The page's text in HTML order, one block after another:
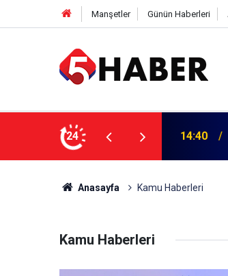
Manşetler Günün Haberleri
24
dahil 11 kişi gözaltına alındı 13:55
Anasayfa Kamu Haberleri
Kamu Haberleri